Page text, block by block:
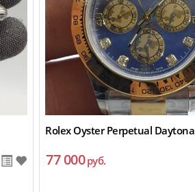
Rolex Oyster Perpetual Daytona
77 000руб.